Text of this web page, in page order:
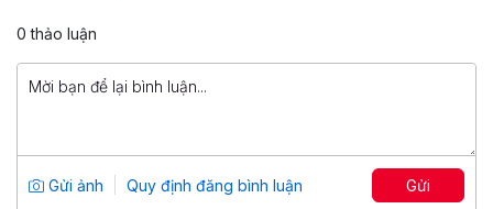
4.79
16
0 thảo luận
Gửi ảnh Quy định đăng bình luận Gửi